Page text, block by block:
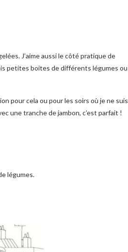
J’aime aussi le côté pratique de
petites boites de différents légumes ou
pour cela ou pour les soirs où je ne suis
une tranche de jambon, c’est parfait !
légumes.